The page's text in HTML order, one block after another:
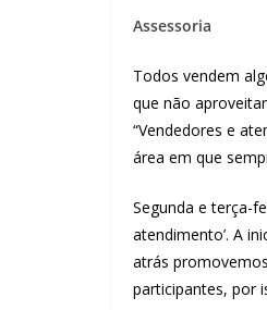
Assessoria
Todos vendem
que não
“Vendedores e
área em que
Segunda e terça-
atendimento’. A
atrás
participantes, por